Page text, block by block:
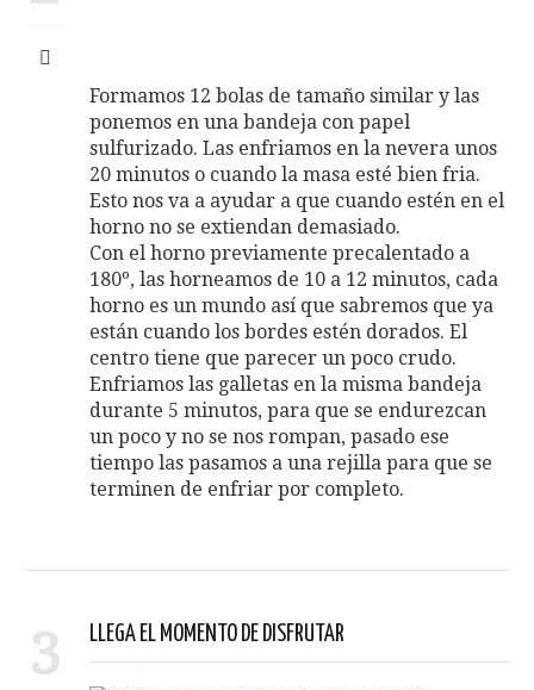
Formamos 12 bolas de tamaño similar y las
ponemos en una bandeja con papel
sulfurizado. Las enfriamos en la nevera unos
20 minutos o cuando la masa esté bien fria.
Esto nos va a ayudar a que cuando estén en el
horno no se extiendan demasiado.
Con el horno previamente precalentado a
180º, las horneamos de 10 a 12 minutos, cada
horno es un mundo así que sabremos que ya
están cuando los bordes estén dorados. El
centro tiene que parecer un poco crudo.
Enfriamos las galletas en la misma bandeja
durante 5 minutos, para que se endurezcan
un poco y no se nos rompan, pasado ese
tiempo las pasamos a una rejilla para que se
terminen de enfriar por completo.
3 LLEGA EL MOMENTO DE DISFRUTAR